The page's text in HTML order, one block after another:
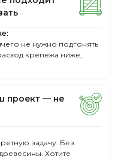
не нужно подгонять
крепежа ниже,
пpoeкт — нe
задачу. Без
Хотите